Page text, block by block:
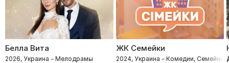
Белла Вита
2026, Украина – Мелодрамы
ЖК Семейки
2024, Украина – Комедии, Семейные